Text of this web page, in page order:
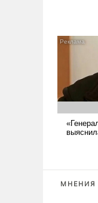
МНЕНИЯ